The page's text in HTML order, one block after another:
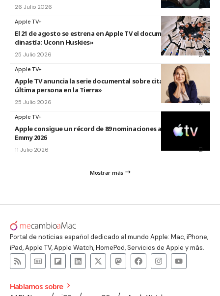
26 Julio 2026
Apple TV+
El 21 de agosto se estrena en Apple TV el documental «La
dinastía: Uconn Huskies»
25 Julio 2026
Apple TV+
Apple TV anuncia la serie documental sobre citas titulada «La
última persona en la Tierra»
25 Julio 2026
Apple TV+
Apple consigue un récord de 89 nominaciones a los premios
Emmy 2026
11 Julio 2026
Mostrar más
Portal de noticias español dedicado al mundo Apple: Mac, iPhone,
iPad, Apple TV, Apple Watch, HomePod, Servicios de Apple y más.
Hablamos sobre